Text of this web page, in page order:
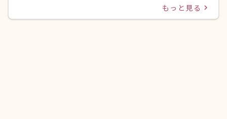
もっと見る navigate_next